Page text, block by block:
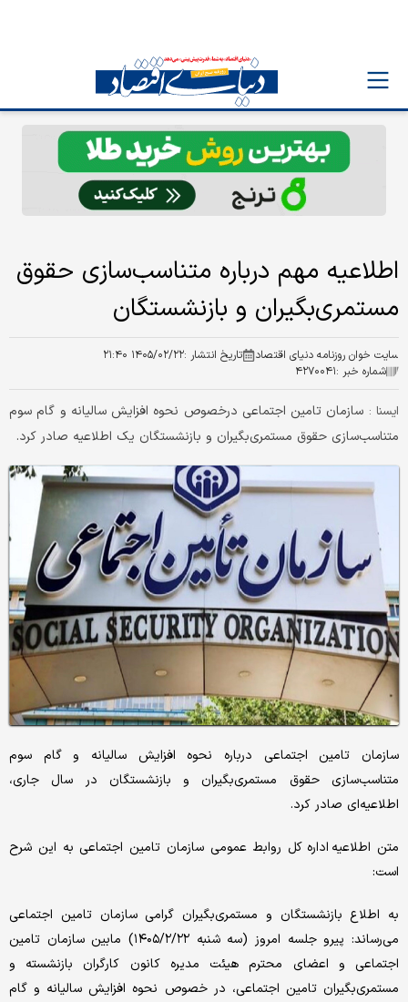
اطلاعیه مهم درباره متناسب‌سازی حقوق
مستمری‌بگیران و بازنشستگان
سایت خوان روزنامه دنیای اقتصاد تاریخ انتشار :۱۴۰۵/۰۲/۲۲ ۲۱:۴۰
شماره خبر :۴۲۷۰۰۴۱
ايسنا : سازمان تامین اجتماعی درخصوص نحوه افزایش سالیانه و گام سوم
متناسب‌سازی حقوق مستمری‌بگیران و بازنشستگان یک اطلاعیه‌ صادر کرد.
سازمان تامین اجتماعی درباره نحوه افزایش سالیانه و گام سوم
متناسب‌سازی حقوق مستمری‌بگیران و بازنشستگان در سال جاری،
اطلاعیه‌ای صادر کرد.
متن اطلاعیه اداره کل روابط عمومی سازمان تامین اجتماعی به این شرح
است:
به اطلاع بازنشستگان و مستمری‌بگیران گرامی سازمان تامین اجتماعی
می‌رساند: پیرو جلسه امروز (سه شنبه ۱۴۰۵/۲/۲۲) مابین سازمان تامین
اجتماعی و اعضای محترم هیئت مدیره کانون کارگران بازنشسته و
مستمری‌بگیران تامین اجتماعی، در خصوص نحوه افزایش سالیانه و گام